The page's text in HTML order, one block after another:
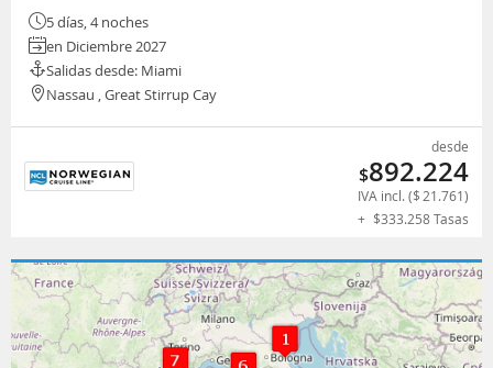
5 días, 4 noches
en Diciembre 2027
Salidas desde: Miami
Nassau , Great Stirrup Cay
desde
$892.224
IVA incl. ($ 21.761)
+ $333.258Tasas